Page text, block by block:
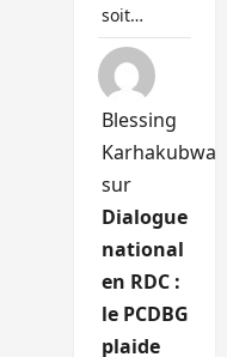
soit…
Blessing
Karhakubwa
sur
Dialogue
national
en RDC :
le PCDBG
plaide